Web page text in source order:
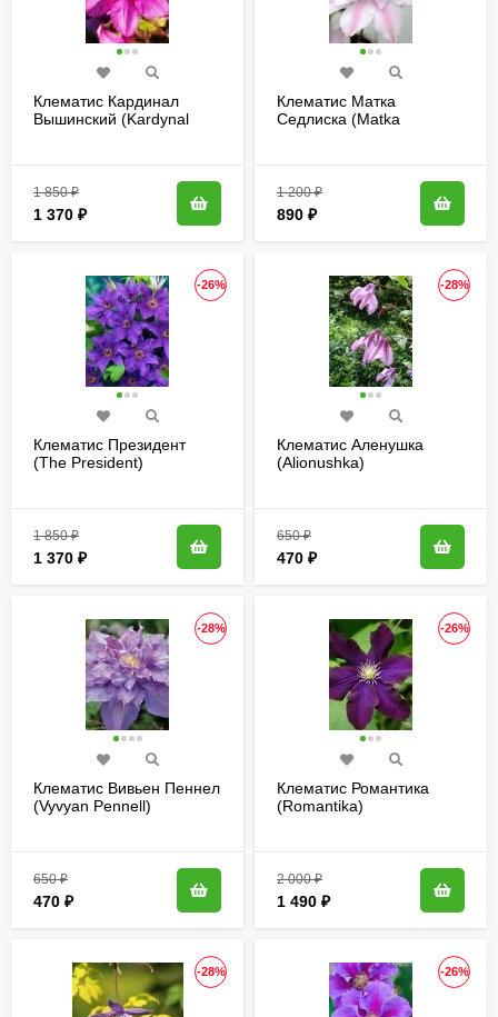
Клематис Кардинал
Вышинский (Kardynal
1 850₽
1 370 ₽
Клематис Матка
Седлиска (Matka
1 200₽
890 ₽
-26%
Клематис Президент
(The President)
1 850₽
1 370 ₽
-28%
Клематис Аленушка
(Alionushka)
650₽
470 ₽
-28%
Клематис Вивьен Пеннел
(Vyvyan Pennell)
650₽
470 ₽
-26%
Клематис Романтика
(Romantika)
2 000₽
1 490 ₽
-28% -26%